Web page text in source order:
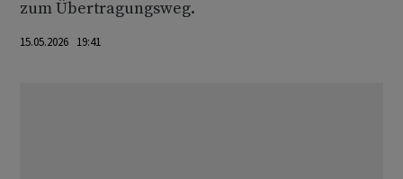
zum Übertragungsweg.
15.05.2026 19:41